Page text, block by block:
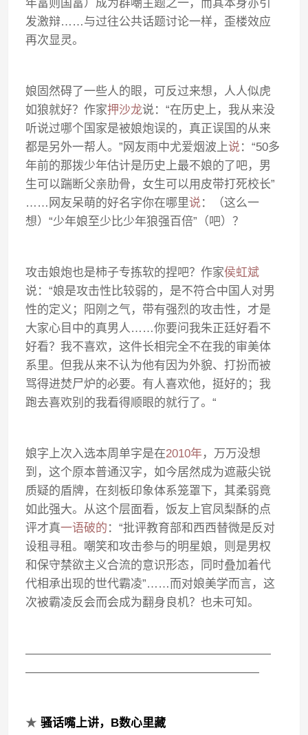
年富则国富）成为群嘲主题之一，而其本身亦引
发激辩……与过往公共话题讨论一样，歪楼效应
再次显灵。
娘固然碍了一些人的眼，可反过来想，人人似虎
如狼就好？作家押沙龙说：“在历史上，我从来没
听说过哪个国家是被娘炮误的，真正误国的从来
都是另外一帮人。”网友雨中尤爱烟波上说：“50多
年前的那拨少年估计是历史上最不娘的了吧，男
生可以踹断父亲肋骨，女生可以用皮带打死校长”
……网友呆萌的好名字你在哪里说：（这么一
想）“少年娘至少比少年狼强百倍”（吧）？
攻击娘炮也是柿子专拣软的捏吧？作家侯虹斌
说：“娘是攻击性比较弱的，是不符合中国人对男
性的定义；阳刚之气，带有强烈的攻击性，才是
大家心目中的真男人……你要问我朱正廷好看不
好看？我不喜欢，这件长相完全不在我的审美体
系里。但我从来不认为他有因为外貌、打扮而被
骂得进焚尸炉的必要。有人喜欢他，挺好的；我
跑去喜欢别的我看得顺眼的就行了。“
娘字上次入选本周单字是在2010年，万万没想
到，这个原本普通汉字，如今居然成为遮蔽尖锐
质疑的盾牌，在刻板印象体系笼罩下，其柔弱竟
如此强大。从这个层面看，饭友上官凤梨酥的点
评才真一语破的 ：“批评教育部和西西替微是反对
设租寻租。嘲笑和攻击参与的明星娘，则是男权
和保守禁欲主义合流的意识形态，同时叠加着代
代相承出现的世代霸凌”……而对娘美学而言，这
次被霸凌反会而会成为翻身良机？也未可知。
—————————————————————
————————————————————
★ 骚话嘴上讲，B数心里藏